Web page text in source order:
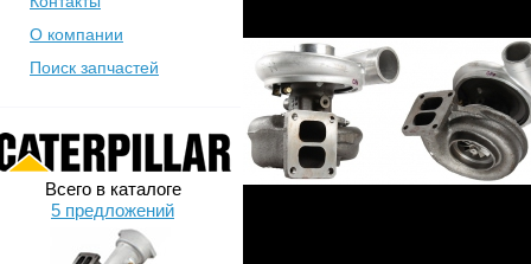
О компании
Поиск запчастей
Всего в каталоге
5 предложений